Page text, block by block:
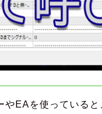
やEAを使っている